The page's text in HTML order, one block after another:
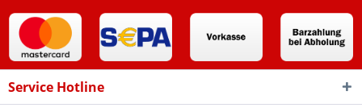
Service Hotline